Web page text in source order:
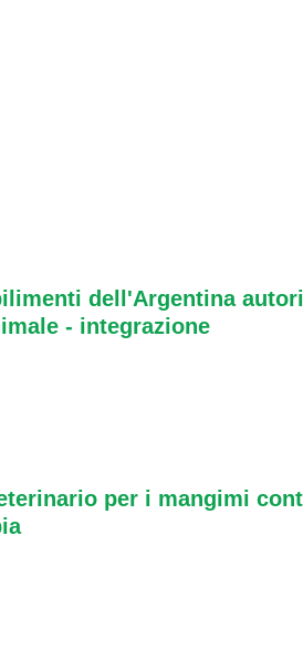
dell'Argentina
- integrazione
per i mangimi